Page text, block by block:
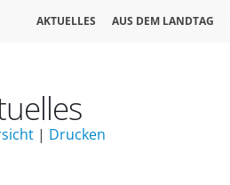
AKTUELLES AUS DEM LANDTAG
| Drucken